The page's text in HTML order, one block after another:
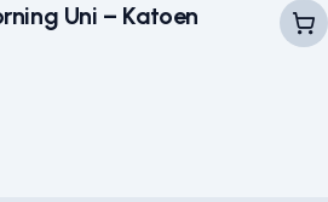
Uni – Katoen